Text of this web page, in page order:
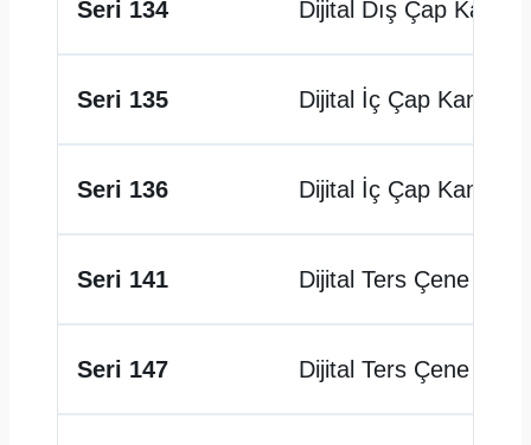
Seri 134 Dijital Dış Çap Kanal
Seri 135 Dijital İç Çap Kanal
Seri 136 Dijital İç Çap Kanal
Seri 141 Dijital Ters Çene
Seri 147 Dijital Ters Çene